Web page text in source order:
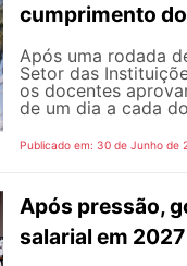
cumprimento
Após uma rodada
Setor das
os docentes
de um dia a cada
Publicado em: 30 de Junho de
Após pressão,
salarial em